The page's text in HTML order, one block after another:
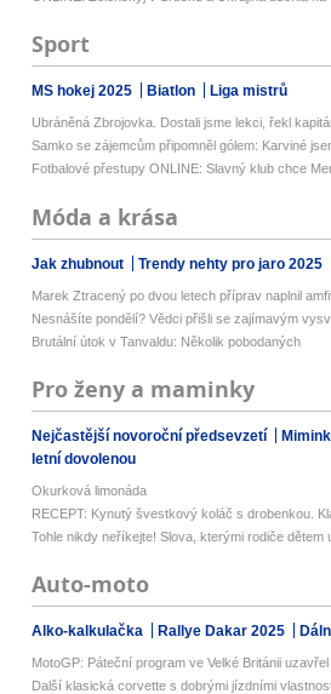
Sport
MS hokej 2025 Biatlon Liga mistrů
Ubráněná Zbrojovka. Dostali jsme lekci, řekl
Samko se zájemcům připomněl gólem: Karviné
Fotbalové přestupy ONLINE: Slavný klub chce
Móda a krása
Jak zhubnout Trendy nehty pro jaro 2025
Marek Ztracený po dvou letech příprav naplnil
Nesnášíte pondělí? Vědci přišli se zajímavým
Brutální útok v Tanvaldu: Několik pobodaných
Pro ženy a maminky
Nejčastější novoroční předsevzetí
letní dovolenou
Okurková limonáda
RECEPT: Kynutý švestkový koláč s drobenkou.
Tohle nikdy neříkejte! Slova, kterými rodiče dětem
Auto-moto
Alko-kalkulačka Rallye Dakar 2025
MotoGP: Páteční program ve Velké Británii
Další klasická corvette s dobrými jízdními